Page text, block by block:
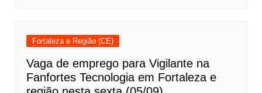
Fortaleza e Região (CE)
Vaga de emprego para Vigilante na
Fanfortes Tecnologia em Fortaleza e